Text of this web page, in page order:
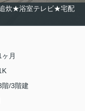
炊★浴室テレビ★宅配
ヶ月
階/3階建